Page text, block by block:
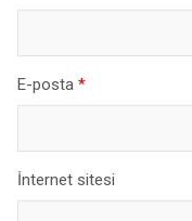
E-posta*
İnternet sitesi